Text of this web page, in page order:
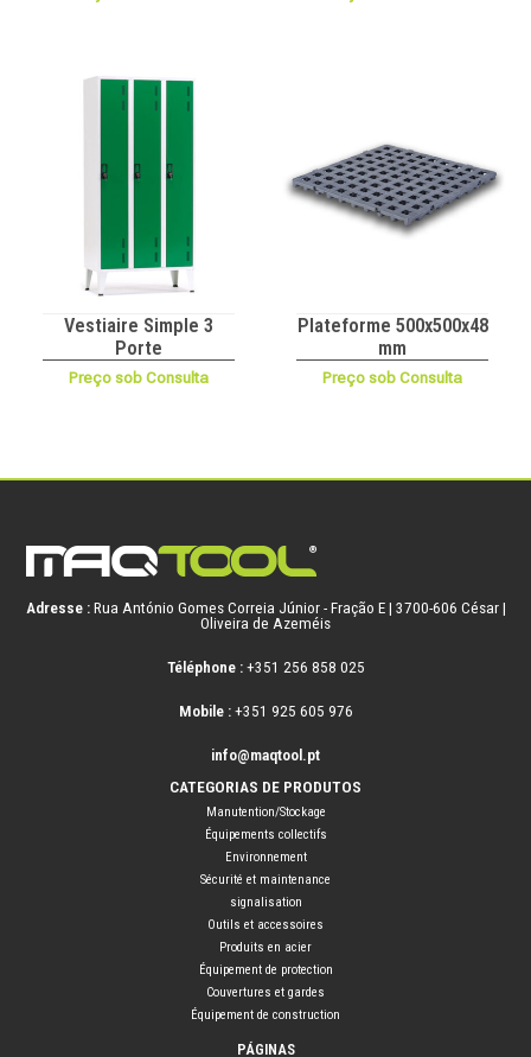
Vestiaire Simple 3
Porte
Preço sob Consulta
Plateforme 500x500x48
mm
Preço sob Consulta
Adresse :Rua António Gomes Correia Júnior - Fração E | 3700-606 César |
Oliveira de Azeméis
Téléphone :+351 256 858 025
Mobile :+351 925 605 976
info@maqtool.pt
CATEGORIAS DE PRODUTOS
Manutention/Stockage
Équipements collectifs
Environnement
Sécurité et maintenance
signalisation
Outils et accessoires
Produits en acier
Équipement de protection
Couvertures et gardes
Équipement de construction
PÁGINAS